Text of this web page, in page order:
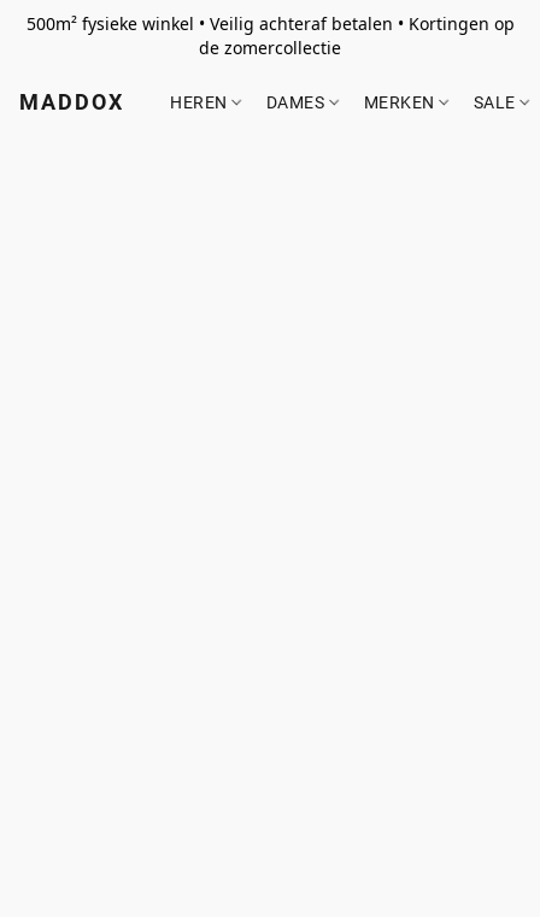
500m² fysieke winkel • Veilig achteraf betalen • Kortingen op
de zomercollectie
MADDOX HEREN DAMES MERKEN SALE